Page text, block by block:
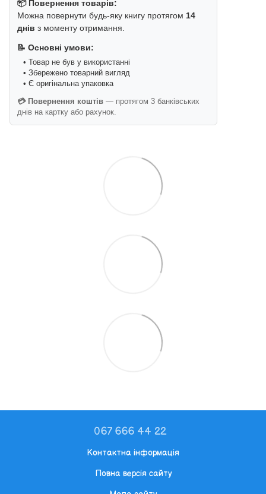
📦 Повернення товарів:
Можна повернути будь-яку книгу протягом 14
днів з моменту отримання.
📝 Основні умови:
• Товар не був у використанні
• Збережено товарний вигляд
• Є оригінальна упаковка
💳 Повернення коштів — протягом 3 банківських
днів на картку або рахунок.
067 666 44 22
Контактна інформація
Повна версія сайту